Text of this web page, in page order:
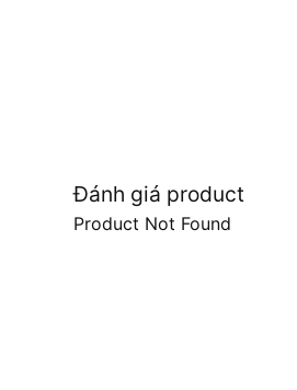
Đánh giá product
Product Not Found